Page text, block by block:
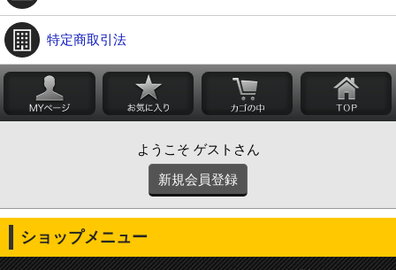
特定商取引法
ようこそ ゲストさん
新規会員登録
ショップメニュー